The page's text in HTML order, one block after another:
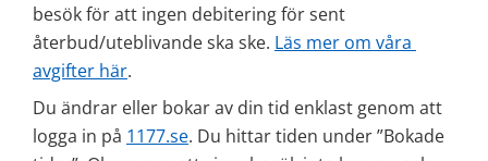
besök för att ingen debitering för sent
återbud/uteblivande ska ske. Läs mer om våra
avgifter här.
Du ändrar eller bokar av din tid enklast genom att
logga in på 1177.se. Du hittar tiden under ”Bokade